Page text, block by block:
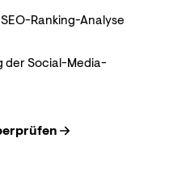
Ranking-Analyse
der Social-Media-